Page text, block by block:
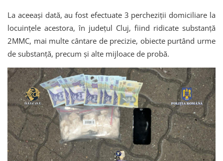
La aceeași dată, au fost efectuate 3 percheziții domiciliare la
locuințele acestora, în județul Cluj, fiind ridicate substanță
2MMC, mai multe cântare de precizie, obiecte purtând urme
de substanță, precum și alte mijloace de probă.